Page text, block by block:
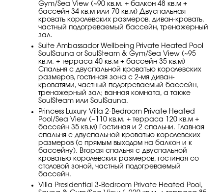
Gym/Sea View (~90 кв.м. + балкон 48 кв.м +
бассейн 34 кв.м или 70 кв.м) Двуспальная
кровать королевских размеров, диван-кровать,
частный подогреваемый бассейн, тренажерный
зал.
Suite Ambassador Wellbeing Private Heated Pool
SoulSauna or SoulSteam & Gym/Sea View (~95
кв.м. + терраса 40 кв.м + бассейн 35 кв.м)
Спальня с двуспальной кроватью королевских
размеров, гостиная зона с 2-мя диван-
кроватями, частный подогреваемый бассейн,
тренажерный зал; ванная комната, а также
SoulSteam или SoulSauna.
Princess Luxury Villa 2-Bedroom Private Heated
Pool/Sea View (~110 кв.м. + терраса 120 кв.м +
бассейн 35 кв.м) Гостиная и 2 спальни. Главная
спальня с двуспальной кроватью королевских
размеров (с прямым выходом на балкон и к
бассейну). Вторая спальня с двуспальной
кроватью королевских размеров, гостиная со
столовой зоной, частный подогреваемый
бассейн.
Villa Presidential 3-Bedroom Private Heated Pool,